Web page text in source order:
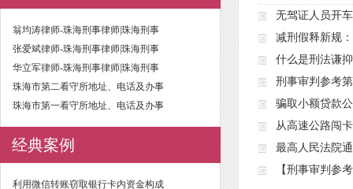
翁均涛律师-珠海刑事律师|珠海刑事
张爱斌律师-珠海刑事律师|珠海刑事
华立军律师-珠海刑事律师|珠海刑事
珠海市第二看守所地址、电话及办事
珠海市第一看守所地址、电话及办事
经典案例
利用微信转账窃取银行卡内资金构成
无驾证人员开
减刑假释新规
什么是刑法谦
刑事审判参考
骗取小额贷款
从高速公路闯
最高人民法院
【刑事审判参